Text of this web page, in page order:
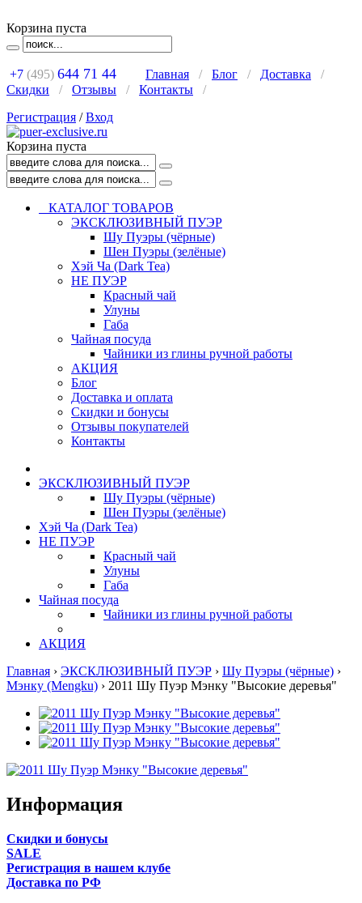
Корзина пуста
+7 (495) 644 71 44 Главная / Блог / Доставка
/
Скидки
/ Отзывы / Контакты
/
Регистрация /Вход
Корзина пуста
КАТАЛОГ ТОВАРОВ
ЭКСКЛЮЗИВНЫЙ ПУЭР
Шу Пуэры (чёрные)
Шен Пуэры (зелёные)
Хэй Ча (Dark Tea)
НЕ ПУЭР
Красный чай
Улуны
Габа
Чайная посуда
Чайники из глины ручной работы
АКЦИЯ
Блог
Доставка и оплата
Скидки и бонусы
Отзывы покупателей
Контакты
ЭКСКЛЮЗИВНЫЙ ПУЭР
Шу Пуэры (чёрные)
Шен Пуэры (зелёные)
Хэй Ча (Dark Tea)
НЕ ПУЭР
Красный чай
Улуны
Габа
Чайная посуда
Чайники из глины ручной работы
АКЦИЯ
Главная › ЭКСКЛЮЗИВНЫЙ ПУЭР › Шу Пуэры (чёрные) ›
Мэнку (Mengku) › 2011 Шу Пуэр Мэнку "Высокие деревья"
Информация
Cкидки и бонусы
SALE
Регистрация в нашем клубе
Доставка по РФ